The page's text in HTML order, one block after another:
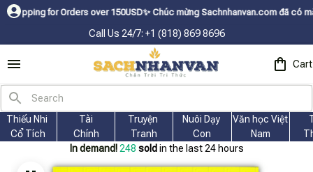
over 150USDㅤ✨Chúc mừng Sachnhanvan.com đã có mặt hơn 200
Call Us 24/7: +1 (818) 869 8696
Cart
Thiếu Nhi
Cổ Tích
Tài
Chính
Truyện
Tranh
Nuôi Dạy
Con
Văn học Việt
Nam
In demand! 250 sold in the last 24 hours